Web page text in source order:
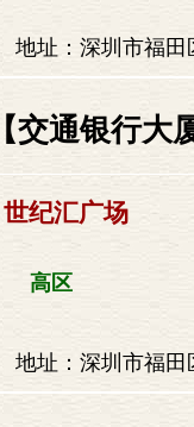
地址：深圳市福田
交通银行大
世纪汇广场
高区
地址：深圳市福田